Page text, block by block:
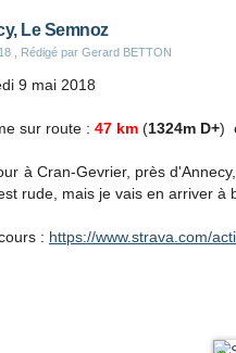
Le Semnoz
, Rédigé par Gerard BETTON
9 mai 2018
sur route : 47 km (1324m D+)
à Cran-Gevrier, près
rude, mais je vais en arriver à
: https://www.strava.com/